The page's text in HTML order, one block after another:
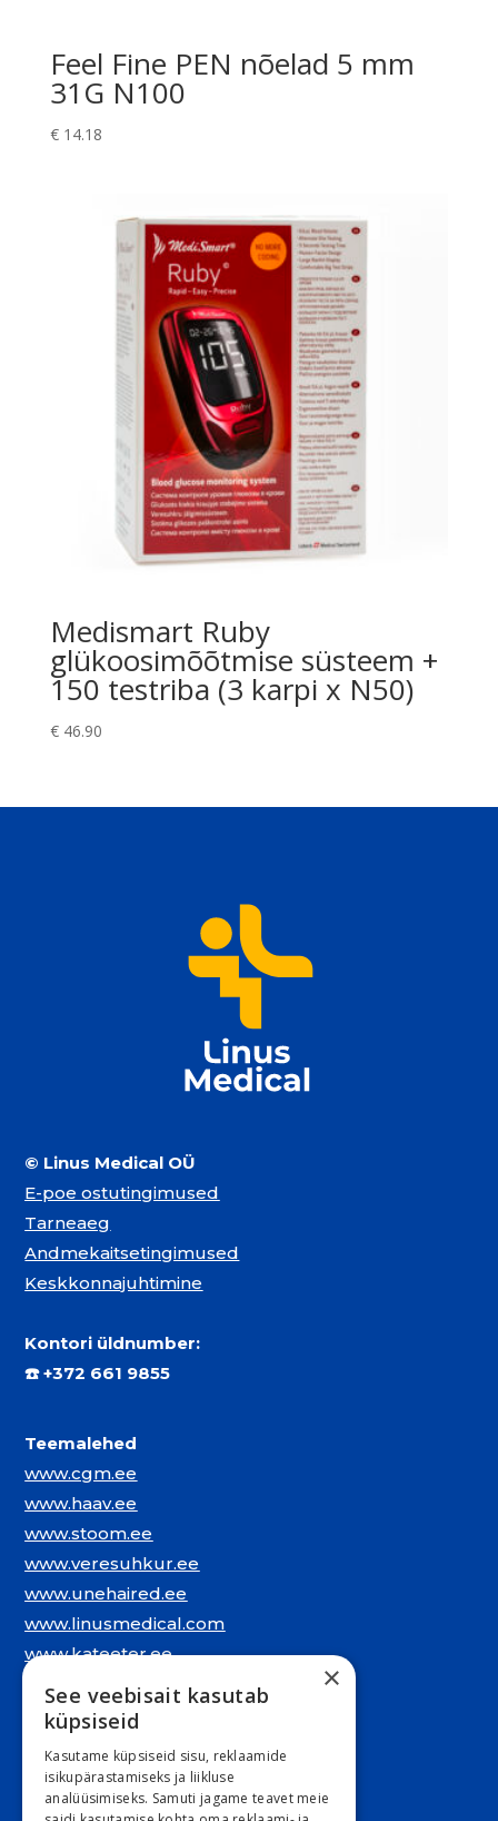
Feel Fine PEN nõelad 5 mm
31G N100
€14.18
Medismart Ruby
glükoosimõõtmise süsteem +
150 testriba (3 karpi x N50)
€46.90
© Linus Medical OÜ
E-poe ostutingimused
Tarneaeg
Andmekaitsetingimused
Keskkonnajuhtimine
Kontori üldnumber:
☎️+372 661 9855
Teemalehed
www.cgm.ee
www.haav.ee
www.stoom.ee
www.veresuhkur.ee
www.unehaired.ee
www.linusmedical.com
www.kateeter.ee
Juriidiline aadress:
Narva mnt. 5, 10117 Tallinn
REG: 11548994
KMKR: EE101263526
×
See veebisait kasutab
küpsiseid
Kasutame küpsiseid sisu, reklaamide
isikupärastamiseks ja liikluse
analüüsimiseks. Samuti jagame teavet meie